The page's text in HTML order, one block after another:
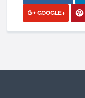
GOOGLE+